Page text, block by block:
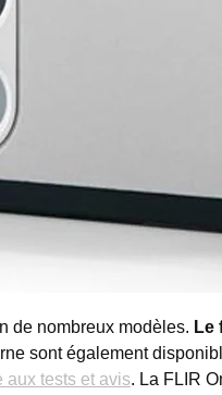
de nombreux modèles. Le
sont également
aux tests et avis. La FLIR